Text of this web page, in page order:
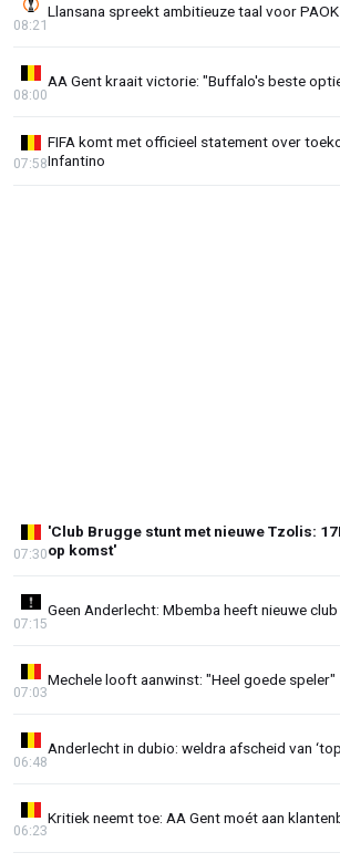
Llansana spreekt ambitieuze taal voor
08:21
AA Gent kraait victorie: "Buffalo's beste
08:00
FIFA komt met officieel statement over
Infantino
07:58
'Club Brugge stunt met nieuwe Tzolis:
op komst'
07:30
Geen Anderlecht: Mbemba heeft nieuwe
07:15
Mechele looft aanwinst: "Heel goede speler"
07:03
Anderlecht in dubio: weldra afscheid van
06:48
Kritiek neemt toe: AA Gent moét aan
06:23